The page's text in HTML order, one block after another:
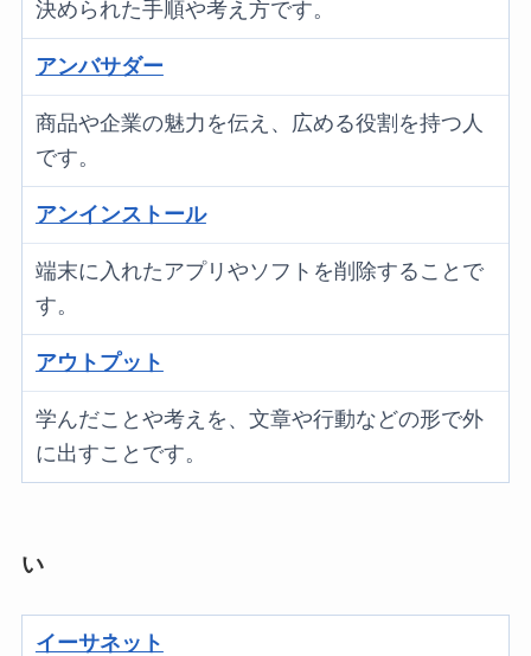
決められた手順や考え方です。
アンバサダー
商品や企業の魅力を伝え、広める役割を持つ人
です。
アンインストール
端末に入れたアプリやソフトを削除することで
す。
アウトプット
学んだことや考えを、文章や行動などの形で外
に出すことです。
い
イーサネット